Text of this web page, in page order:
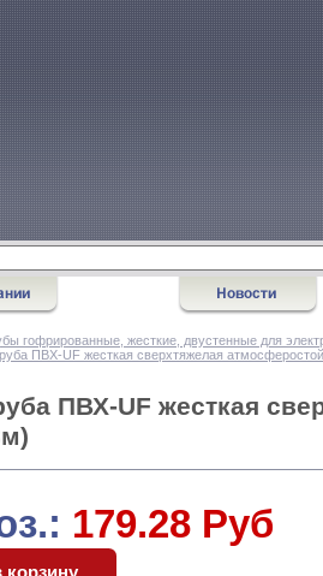
гофрированные, жесткие, двустенные для
ПВХ-UF жесткая сверхтяжелая
ПВХ-UF жесткая
179.28 Руб